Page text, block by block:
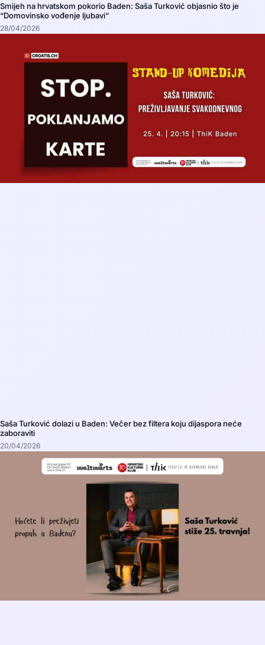
Smijeh na hrvatskom pokorio Baden: Saša Turković objasnio što je
“Domovinsko vođenje ljubavi“
28/04/2026
Saša Turković dolazi u Baden: Večer bez filtera koju dijaspora neće
zaboraviti
20/04/2026